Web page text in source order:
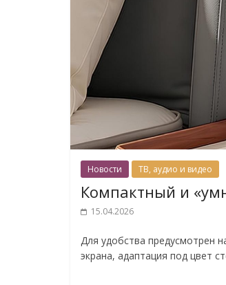
Новости ТВ, аудио и видео
Компактный и
15.04.2026
Для удобства предусмотрен
экрана, адаптация под цвет